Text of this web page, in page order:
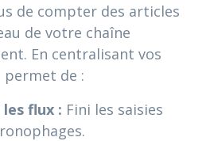
de compter des articles
de votre chaîne
En centralisant vos
de :
flux : Fini les saisies